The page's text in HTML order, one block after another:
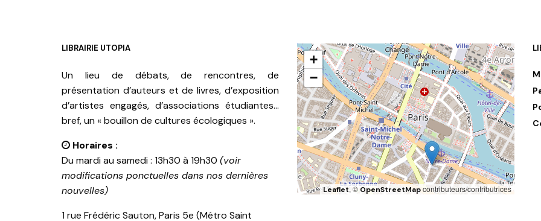
LIBRAIRIE UTOPIA
Un lieu de débats, de rencontres, de
présentation d’auteurs et de livres, d’exposition
d’artistes engagés, d’associations étudiantes…
bref, un « bouillon de cultures écologiques ».
Horaires :
Du mardi au samedi : 13h30 à 19h30 (voir
modifications ponctuelles dans nos dernières
nouvelles)
1 rue Frédéric Sauton, Paris 5e (Métro Saint
+
−
Leaflet, ©OpenStreetMapcontributeurs/contributrices